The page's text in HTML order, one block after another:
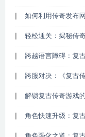
如何利用传奇发布
轻松通关：揭秘传
跨越语言障碍：复
跨服对决：《复古
解锁复古传奇游戏
角色快速升级：复